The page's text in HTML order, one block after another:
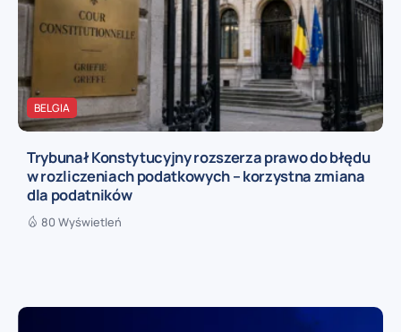
BELGIA
Trybunał Konstytucyjny rozszerza prawo do błędu
w rozliczeniach podatkowych – korzystna zmiana
dla podatników
80 Wyświetleń